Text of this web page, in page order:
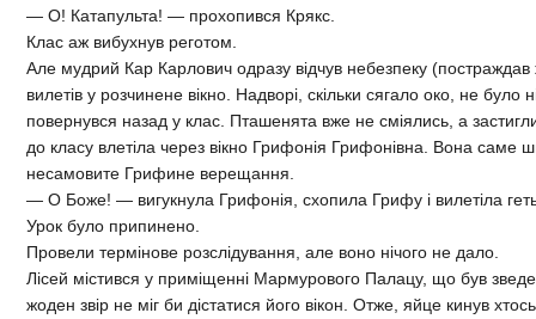
— О! Катапульта! — прохопився Крякс.
Клас аж вибухнув реготом.
Але мудрий Кар Карлович одразу відчув небезпеку
вилетів у розчинене вікно. Надворі, скільки сягало око, не було
повернувся назад у клас. Пташенята вже не сміялись, а
до класу влетіла через вікно Грифонія Грифонівна. Вона саме
несамовите Грифине верещання.
— О Боже! — вигукнула Грифонія, схопила Грифу і вилетіла
Урок було припинено.
Провели термінове розслідування, але воно нічого не дало.
Лісей містився у приміщенні Мармурового Палацу, що був
жоден звір не міг би дістатися його вікон. Отже, яйце кинув